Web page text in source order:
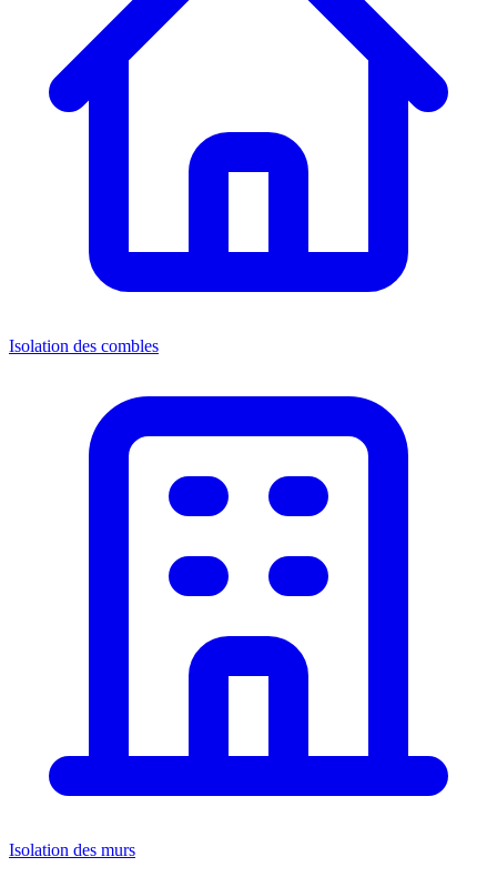
Isolation des combles
Isolation des murs